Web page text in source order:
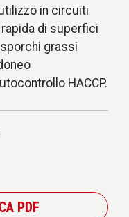
in circuiti
di superfici
grassi
HACCP.
PDF